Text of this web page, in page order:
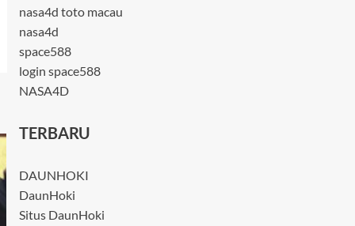
nasa4d toto macau
nasa4d
space588
login space588
NASA4D
TERBARU
DAUNHOKI
DaunHoki
Situs DaunHoki